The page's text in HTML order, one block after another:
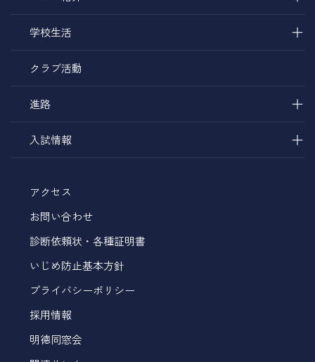
学校生活 ＋
クラブ活動
進路 ＋
入試情報 ＋
アクセス
お問い合わせ
診断依頼状・各種証明書
いじめ防止基本方針
プライバシーポリシー
採用情報
明徳同窓会